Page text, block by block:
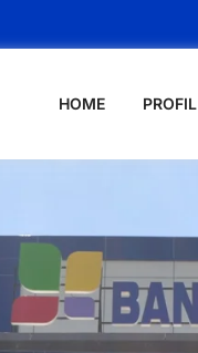
HOME PROFIL